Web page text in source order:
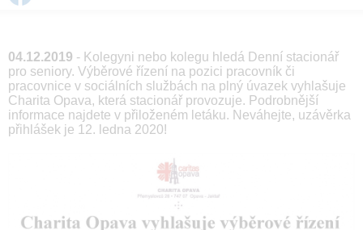
04.12.2019 - Kolegyni nebo kolegu hledá Denní stacionář
pro seniory. Výběrové řízení na pozici pracovník či
pracovnice v sociálních službách na plný úvazek vyhlašuje
Charita Opava, která stacionář provozuje. Podrobnější
informace najdete v přiloženém letáku. Neváhejte, uzávěrka
přihlášek je 12. ledna 2020!